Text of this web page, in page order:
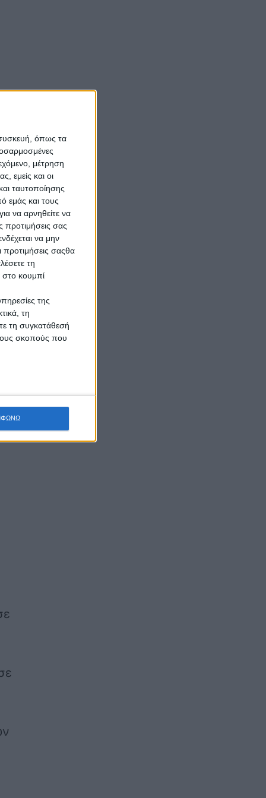
όπως τα
μέτρηση
εμείς και οι
ταυτοποίησης
εμάς και τους
να αρνηθείτε να
προτιμήσεις σας
να μην
προτιμήσεις σαςθα
τη
στο κουμπί
της
τη
τη συγκατάθεσή
σκοπούς που